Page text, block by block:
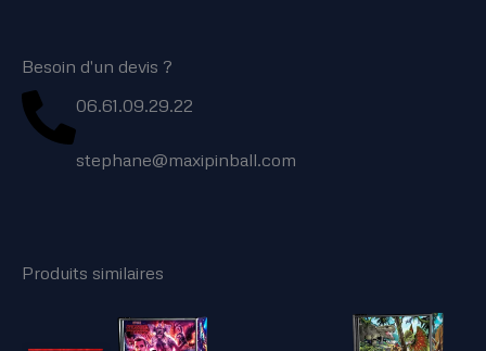
Besoin d'un devis ?
06.61.09.29.22
stephane@maxipinball.com
Produits similaires